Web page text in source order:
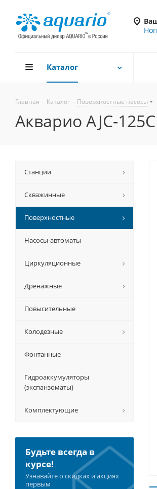
Каталог
Главная - Каталог - Поверхностные насосы
Акварио AJC-125C
Станции
Скважинные
Поверхностные
Насосы-автоматы
Циркуляционные
Дренажные
Повысительные
Колодезные
Фонтанные
Гидроаккумуляторы
(экспанзоматы)
Комплектующие
Будьте всегда в
курсе!
Узнавайте о скидках и акциях
первым